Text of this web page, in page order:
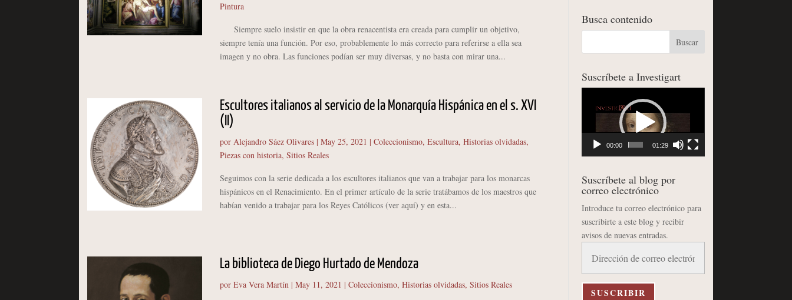
Pintura
Siempre suelo insistir en que la obra renacentista era creada para cumplir un objetivo,
siempre tenía una función. Por eso, probablemente lo más correcto para referirse a ella sea
imagen y no obra. Las funciones podían ser muy diversas, y no basta con mirar una...
Escultores italianos al servicio de la Monarquía Hispánica en el s. XVI
(II)
por Alejandro Sáez Olivares| May 25, 2021 | Coleccionismo, Escultura, Historias olvidadas,
Piezas con historia, Sitios Reales
Seguimos con la serie dedicada a los escultores italianos que van a trabajar para los monarcas
hispánicos en el Renacimiento. En el primer artículo de la serie tratábamos de los maestros que
habían venido a trabajar para los Reyes Católicos (ver aquí) y en esta...
La biblioteca de Diego Hurtado de Mendoza
por Eva Vera Martín| May 11, 2021 | Coleccionismo, Historias olvidadas, Sitios Reales
Busca contenido
Suscríbete a Investigart
00:00 01:29
Suscríbete al blog por
correo electrónico
Introduce tu correo electrónico para
suscribirte a este blog y recibir
avisos de nuevas entradas.
correo
electrónico
SUSCRIBIR